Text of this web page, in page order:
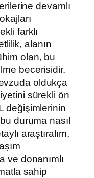
devamlı
farklı
alanın
olan, bu
becerisidir.
oldukça
sürekli ön
değişimlerinin
duruma nasıl
araştıralım,
ve donanımlı
sahip